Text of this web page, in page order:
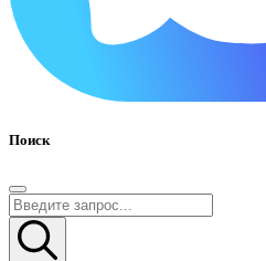
Поиск